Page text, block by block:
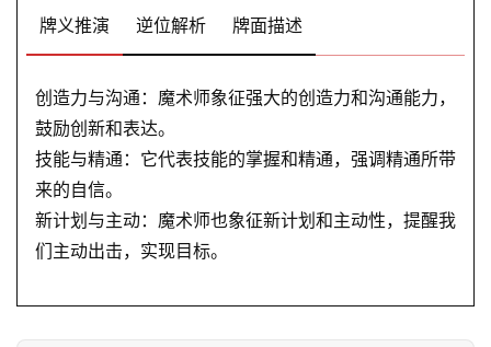
牌义推演 逆位解析 牌面描述
创造力与沟通：魔术师象征强大的创造力和沟通能力，
鼓励创新和表达。
技能与精通：它代表技能的掌握和精通，强调精通所带
来的自信。
新计划与主动：魔术师也象征新计划和主动性，提醒我
们主动出击，实现目标。